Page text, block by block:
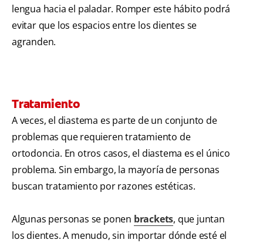
lengua hacia el paladar. Romper este hábito podrá
evitar que los espacios entre los dientes se
agranden.
Tratamiento
A veces, el diastema es parte de un conjunto de
problemas que requieren tratamiento de
ortodoncia. En otros casos, el diastema es el único
problema. Sin embargo, la mayoría de personas
buscan tratamiento por razones estéticas.
Algunas personas se ponen brackets, que juntan
los dientes. A menudo, sin importar dónde esté el